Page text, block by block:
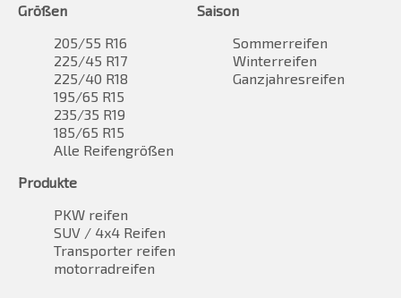
Größen
205/55 R16
225/45 R17
225/40 R18
195/65 R15
235/35 R19
185/65 R15
Alle Reifengrößen
Saison
Sommerreifen
Winterreifen
Ganzjahresreifen
Produkte
PKW reifen
SUV / 4x4 Reifen
Transporter reifen
motorradreifen